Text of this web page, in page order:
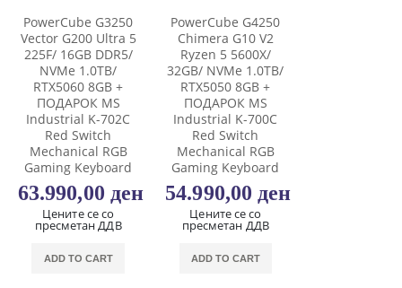
PowerCube G3250
Vector G200 Ultra 5
225F/ 16GB DDR5/
NVMe 1.0TB/
RTX5060 8GB +
ПОДАРОК MS
Industrial K-702C
Red Switch
Mechanical RGB
Gaming Keyboard
63.990,00 ден
Цените се со
пресметан ДДВ
ADD TO CART
PowerCube G4250
Chimera G10 V2
Ryzen 5 5600X/
32GB/ NVMe 1.0TB/
RTX5050 8GB +
ПОДАРОК MS
Industrial K-700C
Red Switch
Mechanical RGB
Gaming Keyboard
54.990,00 ден
Цените се со
пресметан ДДВ
ADD TO CART